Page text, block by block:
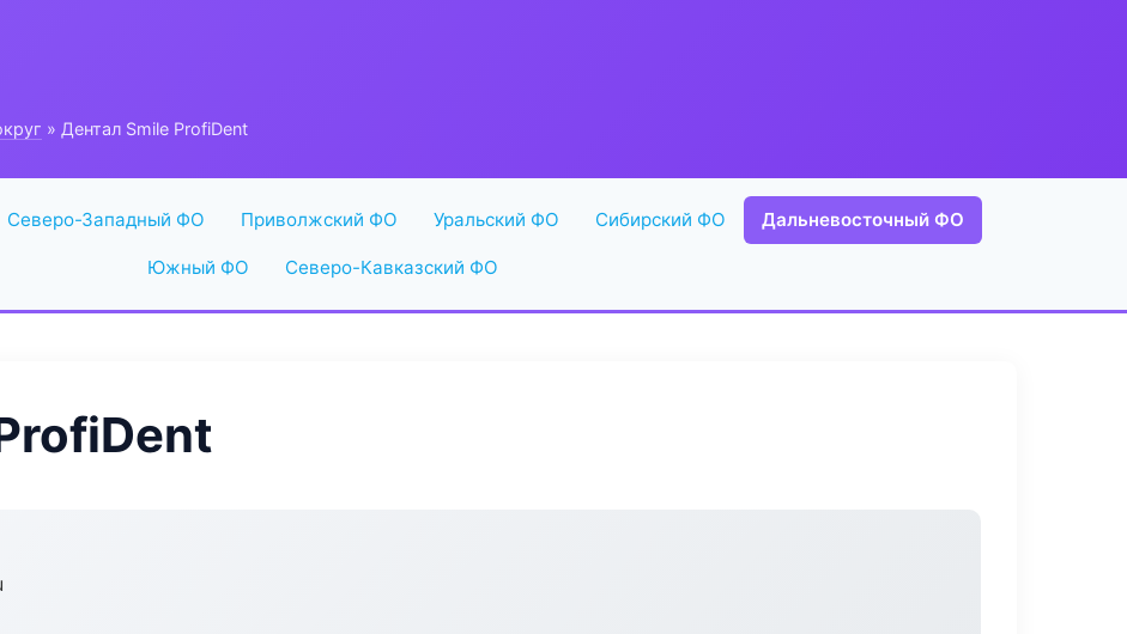
» Дентал Smile ProfiDent
Северо-Западный ФО Приволжский ФО Уральский ФО Сибирский ФО Дальневосточный ФО
Южный ФО Северо-Кавказский ФО